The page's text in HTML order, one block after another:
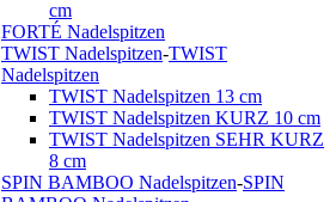
cm
FORTÉ Nadelspitzen
TWIST Nadelspitzen-TWIST
Nadelspitzen
TWIST Nadelspitzen 13 cm
TWIST Nadelspitzen KURZ 10 cm
TWIST Nadelspitzen SEHR KURZ
8 cm
SPIN BAMBOO Nadelspitzen-SPIN